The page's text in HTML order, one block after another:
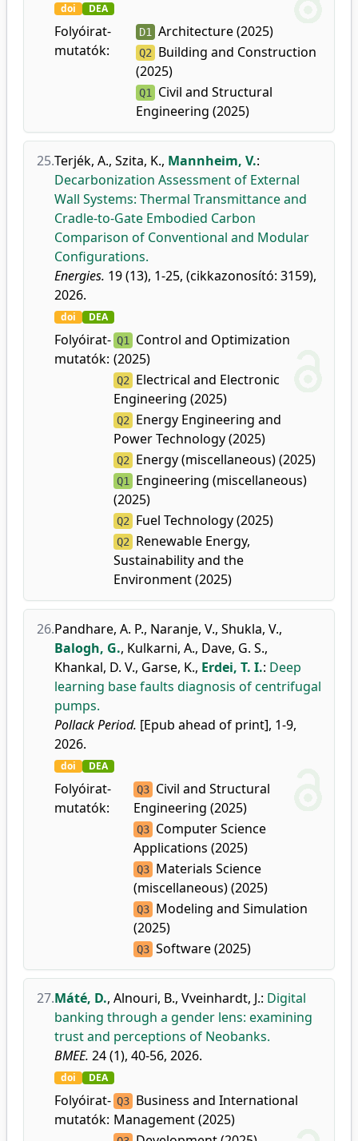
doi DEA
Folyóirat-
mutatók:
D1 Architecture (2025)
Q2
Building and Construction
(2025)
Q1
Civil and Structural
Engineering (2025)
25.Terjék, A., Szita, K., Mannheim, V.:
Decarbonization Assessment of External
Wall Systems: Thermal Transmittance and
Cradle-to-Gate Embodied Carbon
Comparison of Conventional and Modular
Configurations.
Energies. 19 (13), 1-25, (cikkazonosító: 3159),
2026.
doi DEA
Folyóirat-
mutatók:
Q1
Control and Optimization
(2025)
Q2
Electrical and Electronic
Engineering (2025)
Q2
Energy Engineering and
Power Technology (2025)
Q2 Energy (miscellaneous) (2025)
Q1
Engineering (miscellaneous)
(2025)
Q2 Fuel Technology (2025)
Q2
Renewable Energy,
Sustainability and the
Environment (2025)
26.Pandhare, A. P., Naranje, V., Shukla, V.,
Balogh, G., Kulkarni, A., Dave, G. S.,
Khankal, D. V., Garse, K., Erdei, T. I.: Deep
learning base faults diagnosis of centrifugal
pumps.
Pollack Period. [Epub ahead of print], 1-9,
2026.
doi DEA
Folyóirat-
mutatók:
Q3 Civil and Structural
Engineering (2025)
Q3 Computer Science
Applications (2025)
Q3 Materials Science
(miscellaneous) (2025)
Q3 Modeling and Simulation
(2025)
Q3 Software (2025)
27.Máté, D., Alnouri, B., Vveinhardt, J.: Digital
banking through a gender lens: examining
trust and perceptions of Neobanks.
BMEE. 24 (1), 40-56, 2026.
doi DEA
Folyóirat-
mutatók:
Q3 Business and International
Management (2025)